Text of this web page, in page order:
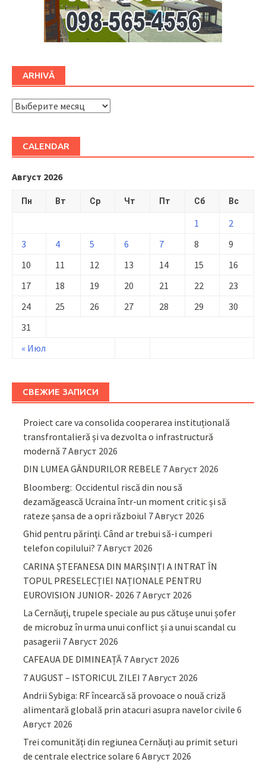
ARHIVĂ
ARHIVĂ
CALENDAR
Август 2026
Пн Вт Ср Чт Пт Сб Вс
« Июл
1
2
3
4 5 6 7 8
9
10
11 12 13 14 15
16
17
18 19 20 21 22
23
24
25 26 27 28 29
30
31
СВЕЖИЕ ЗАПИСИ
Proiect care va consolida cooperarea instituțională
transfrontalieră și va dezvolta o infrastructură
modernă 7 Август 2026
DIN LUMEA GÂNDURILOR REBELE 7 Август 2026
Bloomberg: Occidentul riscă din nou să
dezamăgească Ucraina într-un moment critic și să
rateze șansa de a opri războiul 7 Август 2026
Ghid pentru părinţi. Când ar trebui să-i cumperi
telefon copilului? 7 Август 2026
CARINA ȘTEFANESA DIN MARȘINȚI A INTRAT ÎN
TOPUL PRESELECȚIEI NAȚIONALE PENTRU
EUROVISION JUNIOR- 2026 7 Август 2026
La Cernăuți, trupele speciale au pus cătușe unui șofer
de microbuz în urma unui conflict și a unui scandal cu
pasagerii 7 Август 2026
CAFEAUA DE DIMINEAȚĂ 7 Август 2026
7 AUGUST – ISTORICUL ZILEI 7 Август 2026
Andrii Sybiga: RF încearcă să provoace o nouă criză
alimentară globală prin atacuri asupra navelor civile 6
Август 2026
Trei comunități din regiunea Cernăuți au primit seturi
de centrale electrice solare 6 Август 2026